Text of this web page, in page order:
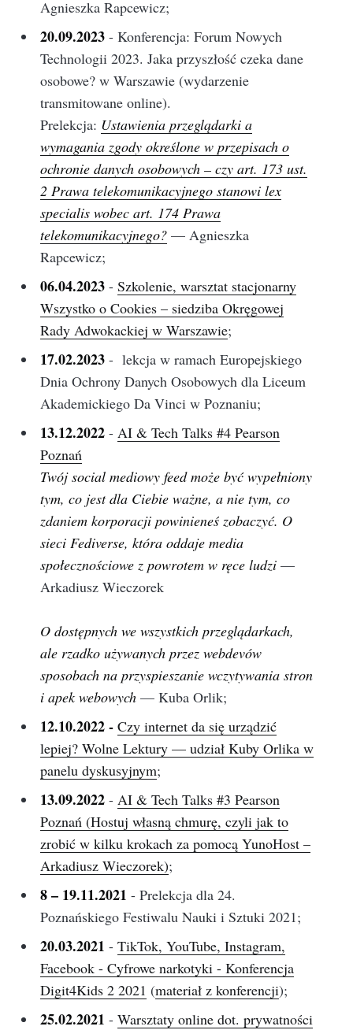
Agnieszka Rapcewicz;
20.09.2023 - Konferencja: Forum Nowych
Technologii 2023. Jaka przyszłość czeka dane
osobowe? w Warszawie (wydarzenie
transmitowane online).
Prelekcja: Ustawienia przeglądarki a
wymagania zgody określone w przepisach o
ochronie danych osobowych – czy art. 173 ust.
2 Prawa telekomunikacyjnego stanowi lex
specialis wobec art. 174 Prawa
telekomunikacyjnego? — Agnieszka
Rapcewicz;
06.04.2023 -Szkolenie, warsztat stacjonarny
Wszystko o Cookies – siedziba Okręgowej
Rady Adwokackiej w Warszawie;
17.02.2023- lekcja w ramach Europejskiego
Dnia Ochrony Danych Osobowych dla Liceum
Akademickiego Da Vinci w Poznaniu;
13.12.2022 -AI & Tech Talks #4 Pearson
Poznań
Twój social mediowy feed może być wypełniony
tym, co jest dla Ciebie ważne, a nie tym, co
zdaniem korporacji powinieneś zobaczyć. O
sieci Fediverse, która oddaje media
społecznościowe z powrotem w ręce ludzi —
Arkadiusz Wieczorek
O dostępnych we wszystkich przeglądarkach,
ale rzadko używanych przez webdevów
sposobach na przyspieszanie wczytywania stron
i apek webowych — Kuba Orlik;
12.10.2022 -Czy internet da się urządzić
lepiej? Wolne Lektury — udział Kuby Orlika w
panelu dyskusyjnym;
13.09.2022 -AI & Tech Talks #3 Pearson
Poznań (Hostuj własną chmurę, czyli jak to
zrobić w kilku krokach za pomocą YunoHost –
Arkadiusz Wieczorek);
8 – 19.11.2021 - Prelekcja dla 24.
Poznańskiego Festiwalu Nauki i Sztuki 2021;
20.03.2021 -TikTok, YouTube, Instagram,
Facebook - Cyfrowe narkotyki - Konferencja
Digit4Kids 2 2021 (materiał z konferencji);
25.02.2021 -Warsztaty online dot. prywatności